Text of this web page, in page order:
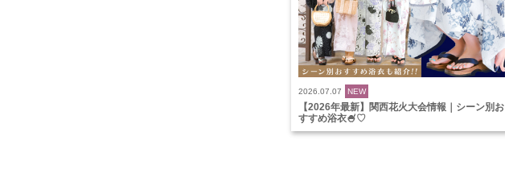
2026.07.07 NEW
【2026年最新】関西花火大会情報｜シーン別お
すすめ浴衣🍧♡